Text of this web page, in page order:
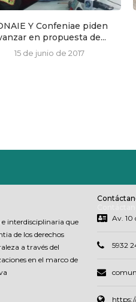
Y Confeniae piden
en propuesta de...
15 de junio de 2017
interdisciplinaria que
de los derechos
a través del
en el marco de
Av. 10
5932